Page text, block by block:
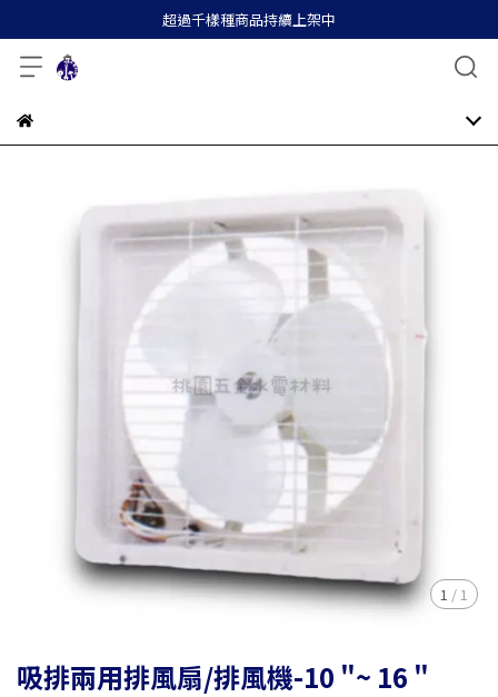
超過千樣種商品持續上架中
1 / 1
吸排兩用排風扇/排風機-10 "~ 16 "